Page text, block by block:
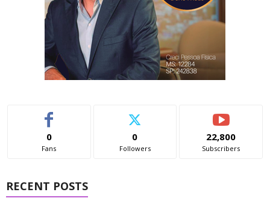
0
Fans
0
Followers
22,800
Subscribers
RECENT POSTS